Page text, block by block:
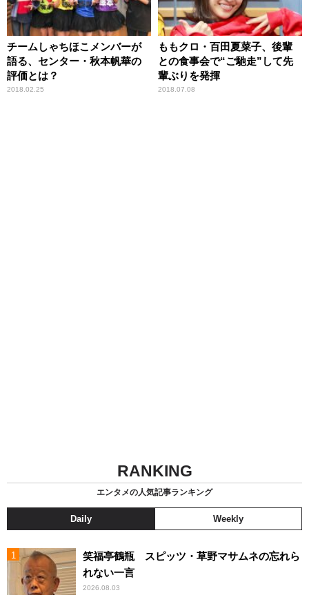
チームしゃちほこメンバーが
語る、センター・秋本帆華の
評価とは？
2018.02.25
ももクロ・百田夏菜子、後輩
との食事会で“ご馳走”して先
輩ぶりを発揮
2018.07.08
RANKING
エンタメの人気記事ランキング
Daily Weekly
笑福亭鶴瓶 スピッツ・草野マサムネの忘れら
れない一言
2026.08.03